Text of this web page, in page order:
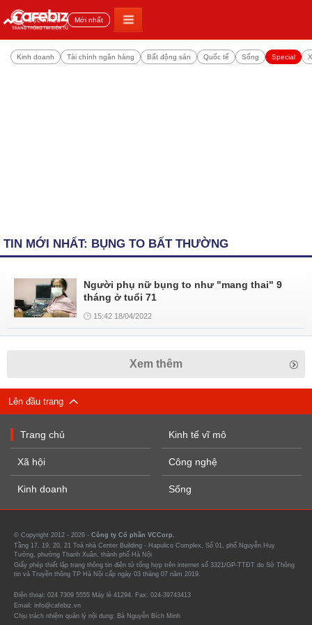
Đọc nhiều Mới nhất
Kinh doanh Tài chính ngân hàng Bất động sản Quốc tế Sống Special
TIN MỚI NHẤT: BỤNG TO BẤT THƯỜNG
Người phụ nữ bụng to như "mang thai" 9
tháng ở tuổi 71
15:42 18/04/2022
Xem thêm
Lên đầu trang
Trang chủ
Xã hội
Kinh doanh
Kinh tế vĩ mô
Công nghệ
Sống
© Copyright 2012 - 2026 - Công ty Cổ phần VCCorp.
Tầng 17, 19, 20, 21 Toà nhà Center Building - Hapulico Complex, Số 01, phố Nguyễn Huy
Tưởng, phường Thanh Xuân, thành phố Hà Nội
Giấy phép thiết lập trang thông tin điện tử tổng hợp trên internet số 3321/GP-TTĐT do Sở Thông
tin và Truyền thông TP Hà Nội cấp ngày 03 tháng 07 năm 2019.
Điện thoại: 024 7309 5555 Máy lẻ 41294. Fax: 024-39743413
Email: info@cafebiz.vn
Chịu trách nhiệm quản lý nội dung: Bà Nguyễn Bích Minh